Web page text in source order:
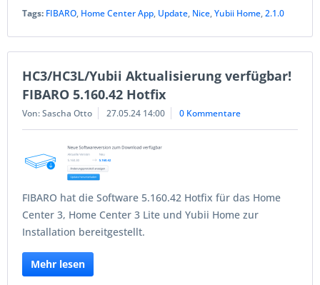
Tags: FIBARO, Home Center App, Update, Nice,Yubii Home,2.1.0
HC3/HC3L/Yubii Aktualisierung verfügbar!
FIBARO 5.160.42 Hotfix
Von: Sascha Otto 27.05.24 14:00 0 Kommentare
FIBARO hat die Software 5.160.42 Hotfix für das Home
Center 3, Home Center 3 Lite und Yubii Home zur
Installation bereitgestellt.
Mehr lesen